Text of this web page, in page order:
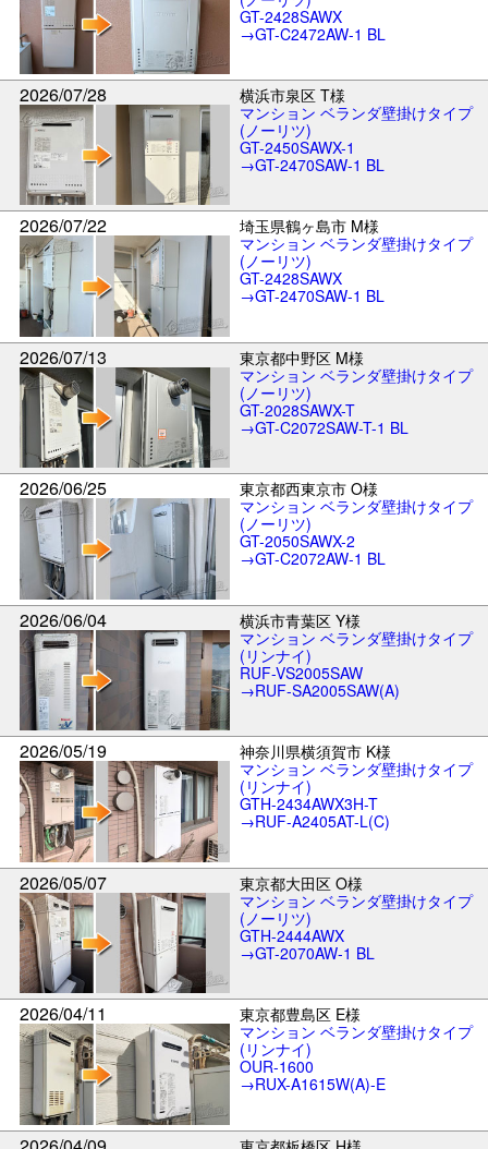
GT-2428SAWX
→GT-C2472AW-1 BL
2026/07/28
横浜市泉区 T様
マンション ベランダ壁掛けタイプ
(ノーリツ)
GT-2450SAWX-1
→GT-2470SAW-1 BL
2026/07/22
埼玉県鶴ヶ島市 M様
マンション ベランダ壁掛けタイプ
(ノーリツ)
GT-2428SAWX
→GT-2470SAW-1 BL
2026/07/13
東京都中野区 M様
マンション ベランダ壁掛けタイプ
(ノーリツ)
GT-2028SAWX-T
→GT-C2072SAW-T-1 BL
2026/06/25
東京都西東京市 O様
マンション ベランダ壁掛けタイプ
(ノーリツ)
GT-2050SAWX-2
→GT-C2072AW-1 BL
2026/06/04
横浜市青葉区 Y様
マンション ベランダ壁掛けタイプ
(リンナイ)
RUF-VS2005SAW
→RUF-SA2005SAW(A)
2026/05/19
神奈川県横須賀市 K様
マンション ベランダ壁掛けタイプ
(リンナイ)
GTH-2434AWX3H-T
→RUF-A2405AT-L(C)
2026/05/07
東京都大田区 O様
マンション ベランダ壁掛けタイプ
(ノーリツ)
GTH-2444AWX
→GT-2070AW-1 BL
2026/04/11
東京都豊島区 E様
マンション ベランダ壁掛けタイプ
(リンナイ)
OUR-1600
→RUX-A1615W(A)-E